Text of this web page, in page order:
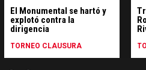
El Monumental se hartó y
explotó contra la
dirigencia
TORNEO CLAUSURA